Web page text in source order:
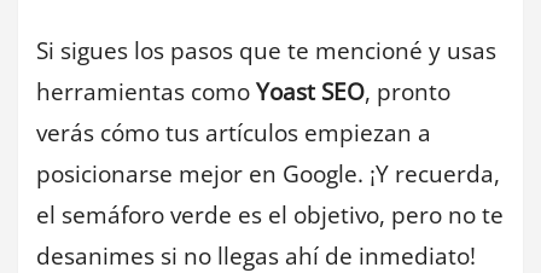
Si sigues los pasos que te mencioné y usas
herramientas comoYoast SEO, pronto
verás cómo tus artículos empiezan a
posicionarse mejor en Google. ¡Y recuerda,
el semáforo verde es el objetivo, pero no te
desanimes si no llegas ahí de inmediato!